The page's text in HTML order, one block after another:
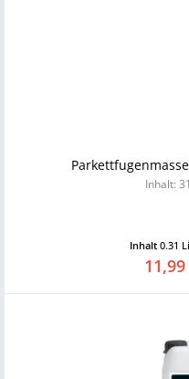
Inhalt:
Inhalt 0.31